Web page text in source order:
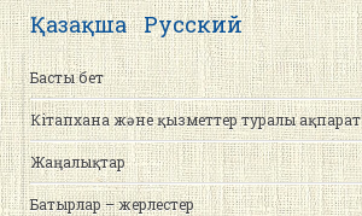
Қазақша Русский
Басты бет
Кітапхана және қызметтер туралы ақпарат
Жаңалықтар
Батырлар – жерлестер